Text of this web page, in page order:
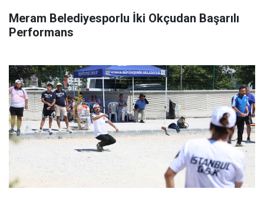
Meram Belediyesporlu İki Okçudan Başarılı
Performans